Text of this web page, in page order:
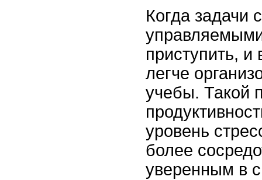
Когда задачи
приступить, и
легче
учебы. Такой
уровень
более
уверенным в